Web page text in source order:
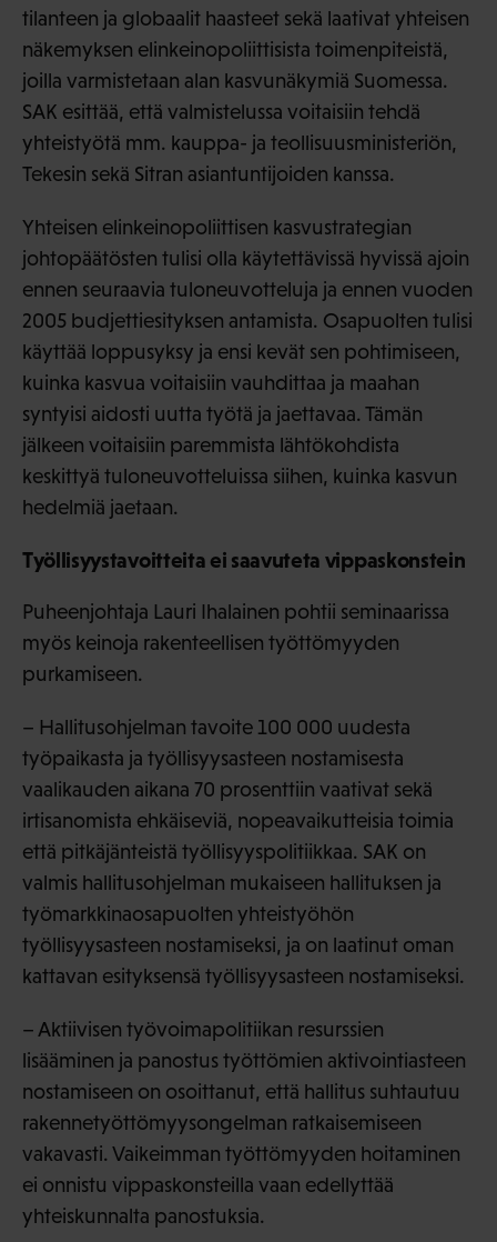
tilanteen ja globaalit haasteet sekä laativat yhteisen
näkemyksen elinkeinopoliittisista toimenpiteistä,
joilla varmistetaan alan kasvunäkymiä Suomessa.
SAK esittää, että valmistelussa voitaisiin tehdä
yhteistyötä mm. kauppa- ja teollisuusministeriön,
Tekesin sekä Sitran asiantuntijoiden kanssa.
Yhteisen elinkeinopoliittisen kasvustrategian
johtopäätösten tulisi olla käytettävissä hyvissä ajoin
ennen seuraavia tuloneuvotteluja ja ennen vuoden
2005 budjettiesityksen antamista. Osapuolten tulisi
käyttää loppusyksy ja ensi kevät sen pohtimiseen,
kuinka kasvua voitaisiin vauhdittaa ja maahan
syntyisi aidosti uutta työtä ja jaettavaa. Tämän
jälkeen voitaisiin paremmista lähtökohdista
keskittyä tuloneuvotteluissa siihen, kuinka kasvun
hedelmiä jaetaan.
Työllisyystavoitteita ei saavuteta vippaskonstein
Puheenjohtaja Lauri Ihalainen pohtii seminaarissa
myös keinoja rakenteellisen työttömyyden
purkamiseen.
– Hallitusohjelman tavoite 100 000 uudesta
työpaikasta ja työllisyysasteen nostamisesta
vaalikauden aikana 70 prosenttiin vaativat sekä
irtisanomista ehkäiseviä, nopeavaikutteisia toimia
että pitkäjänteistä työllisyyspolitiikkaa. SAK on
valmis hallitusohjelman mukaiseen hallituksen ja
työmarkkinaosapuolten yhteistyöhön
työllisyysasteen nostamiseksi, ja on laatinut oman
kattavan esityksensä työllisyysasteen nostamiseksi.
– Aktiivisen työvoimapolitiikan resurssien
lisääminen ja panostus työttömien aktivointiasteen
nostamiseen on osoittanut, että hallitus suhtautuu
rakennetyöttömyysongelman ratkaisemiseen
vakavasti. Vaikeimman työttömyyden hoitaminen
ei onnistu vippaskonsteilla vaan edellyttää
yhteiskunnalta panostuksia.